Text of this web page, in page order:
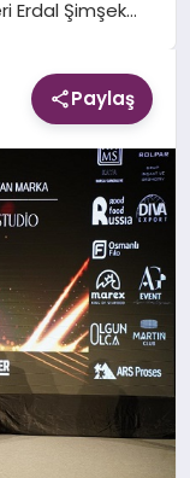
Erdal Şimşek…
Paylaş